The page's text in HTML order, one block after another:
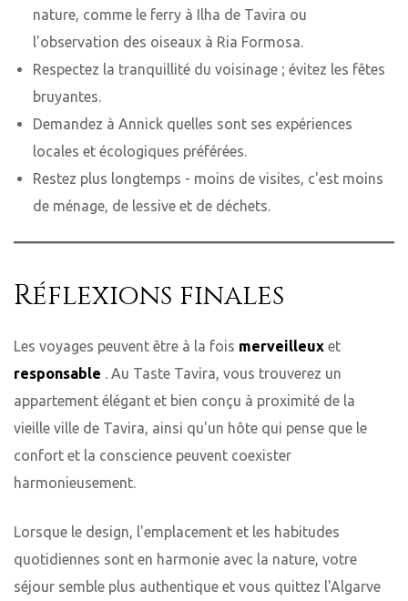
nature, comme le ferry à Ilha de Tavira ou
l'observation des oiseaux à Ria Formosa.
Respectez la tranquillité du voisinage ; évitez les fêtes
bruyantes.
Demandez à Annick quelles sont ses expériences
locales et écologiques préférées.
Restez plus longtemps - moins de visites, c'est moins
de ménage, de lessive et de déchets.
Réflexions finales
Les voyages peuvent être à la fois merveilleux et
responsable . Au Taste Tavira, vous trouverez un
appartement élégant et bien conçu à proximité de la
vieille ville de Tavira, ainsi qu'un hôte qui pense que le
confort et la conscience peuvent coexister
harmonieusement.
Lorsque le design, l'emplacement et les habitudes
quotidiennes sont en harmonie avec la nature, votre
séjour semble plus authentique et vous quittez l'Algarve